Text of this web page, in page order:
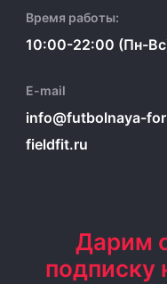
Время работы:
10:00-22:00 (Пн-
E-mail
info@futbolnaya-
fieldfit.ru
Дарим
подписку